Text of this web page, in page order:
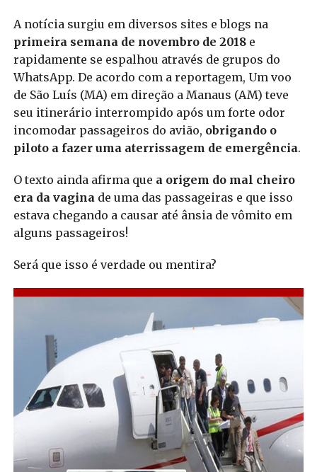
A notícia surgiu em diversos sites e blogs na
primeira semana de novembro de 2018e
rapidamente se espalhou através de grupos do
WhatsApp. De acordo com a reportagem, Um voo
de São Luís (MA) em direção a Manaus (AM) teve
seu itinerário interrompido após um forte odor
incomodar passageiros do avião, obrigando o
piloto a fazer uma aterrissagem de emergência.
O texto ainda afirma que a origem do mal cheiro
era da vagina de uma das passageiras e que isso
estava chegando a causar até ânsia de vômito em
alguns passageiros!
Será que isso é verdade ou mentira?